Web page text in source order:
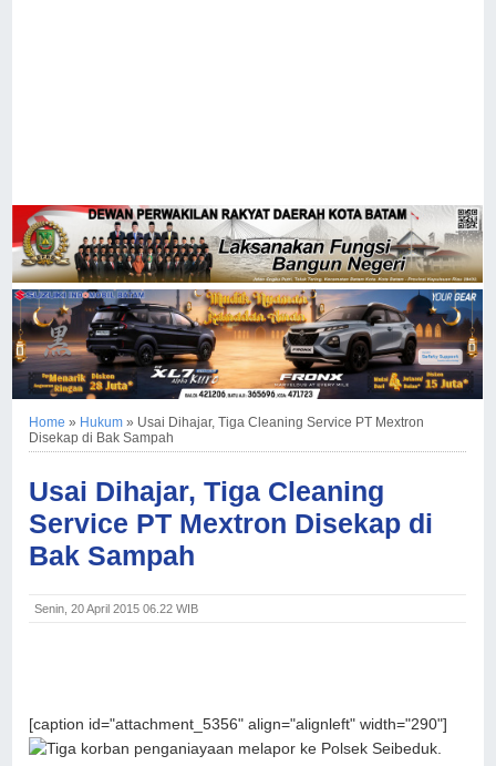
Home » Hukum » Usai Dihajar, Tiga Cleaning Service PT Mextron
Disekap di Bak Sampah
Usai Dihajar, Tiga Cleaning
Service PT Mextron Disekap di
Bak Sampah
Senin, 20 April 2015 06.22 WIB
[caption id="attachment_5356" align="alignleft" width="290"]